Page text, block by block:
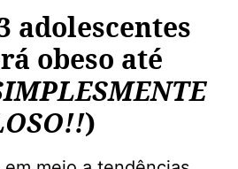
adolescentes
obeso até
)